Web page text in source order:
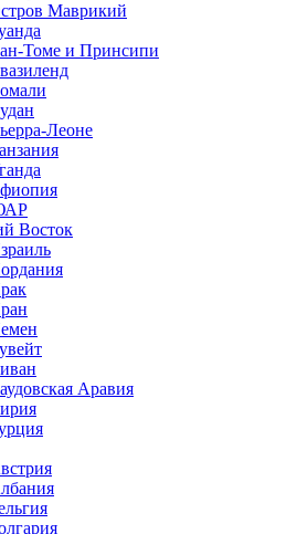
Маврикий
Томе и Принсипи
Леоне
Восток
Аравия